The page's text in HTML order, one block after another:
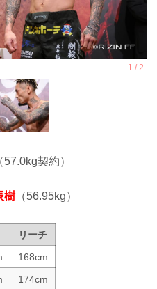
契約）
樹 （56.95kg）
リーチ
168cm
174cm